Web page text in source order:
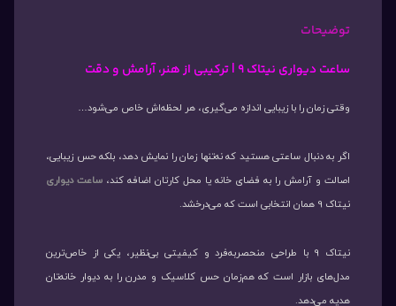
توضیحات
ساعت دیواری نیتاک 9 | ترکیبی از هنر، آرامش و دقت
وقتی زمان را با زیبایی اندازه می‌گیری، هر لحظه‌اش خاص می‌شود…
اگر به دنبال ساعتی هستید که نه‌تنها زمان را نمایش دهد، بلکه حس زیبایی،
اصالت و آرامش را به فضای خانه یا محل کارتان اضافه کند، ساعت دیواری
نیتاک 9 همان انتخابی است که می‌درخشد.
نیتاک 9 با طراحی منحصربه‌فرد و کیفیتی بی‌نظیر، یکی از خاص‌ترین
مدل‌های بازار است که هم‌زمان حس کلاسیک و مدرن را به دیوار خانه‌تان
هدیه می‌دهد.